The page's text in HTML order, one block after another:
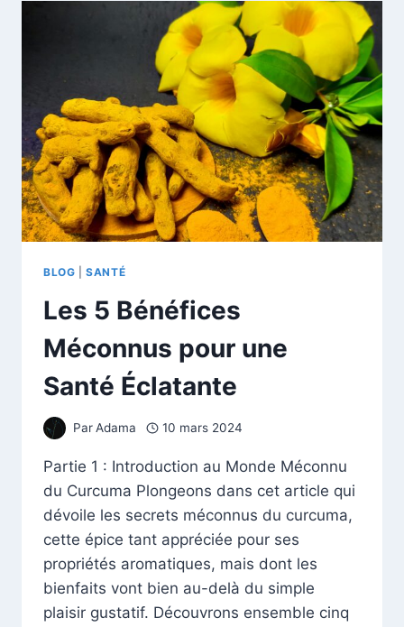
BLOG |SANTÉ
Les 5 Bénéfices
Méconnus pour une
Santé Éclatante
ParAdama 10 mars 2024
Partie 1 : Introduction au Monde Méconnu
du Curcuma Plongeons dans cet article qui
dévoile les secrets méconnus du curcuma,
cette épice tant appréciée pour ses
propriétés aromatiques, mais dont les
bienfaits vont bien au-delà du simple
plaisir gustatif. Découvrons ensemble cinq